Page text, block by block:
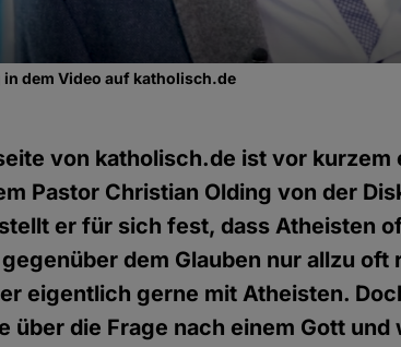
dem Video auf katholisch.de
von katholisch.de ist vor kurzem
Pastor Christian Olding von der
er für sich fest, dass Atheisten
dem Glauben nur allzu oft
eigentlich gerne mit Atheisten.
über die Frage nach einem Gott